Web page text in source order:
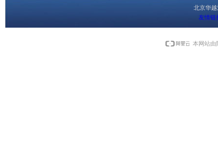
北京华
友情链
本网站由